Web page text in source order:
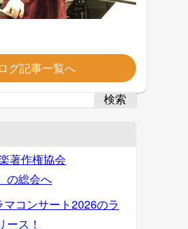
グ記事一覧へ
検索
著作権協会
の総会へ
コンサート2026のラ
ース！